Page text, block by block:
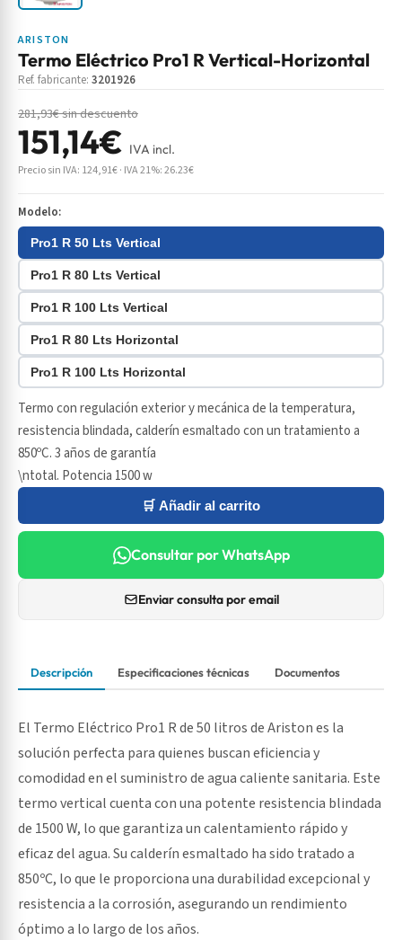
ARISTON
Termo Eléctrico Pro1 R Vertical-Horizontal
Ref. fabricante: 3201926
281,93€ sin descuento
151,14€ IVA incl.
Precio sin IVA: 124,91€ · IVA 21%: 26.23€
Modelo:
Pro1 R 50 Lts Vertical
Pro1 R 80 Lts Vertical
Pro1 R 100 Lts Vertical
Pro1 R 80 Lts Horizontal
Pro1 R 100 Lts Horizontal
Termo con regulación exterior y mecánica de la temperatura,
resistencia blindada, calderín esmaltado con un tratamiento a
850ºC. 3 años de garantía
\ntotal. Potencia 1500 w
🛒 Añadir al carrito
Consultar por WhatsApp
Enviar consulta por email
Descripción Especificaciones técnicas Documentos
El Termo Eléctrico Pro1 R de 50 litros de Ariston es la
solución perfecta para quienes buscan eficiencia y
comodidad en el suministro de agua caliente sanitaria. Este
termo vertical cuenta con una potente resistencia blindada
de 1500 W, lo que garantiza un calentamiento rápido y
eficaz del agua. Su calderín esmaltado ha sido tratado a
850ºC, lo que le proporciona una durabilidad excepcional y
resistencia a la corrosión, asegurando un rendimiento
óptimo a lo largo de los años.